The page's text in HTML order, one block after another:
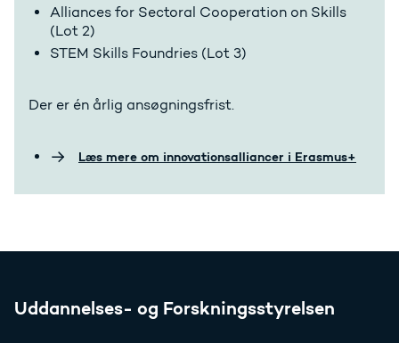
Alliances for Sectoral Cooperation on Skills
(Lot 2)
STEM Skills Foundries (Lot 3)
Der er én årlig ansøgningsfrist.
Læs mere om innovationsalliancer i Erasmus+
Uddannelses- og Forskningsstyrelsen